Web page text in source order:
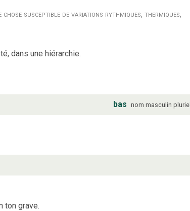
susceptible de variations rythmiques, thermiques,
dans une hiérarchie.
bas nom masculin pluriel
ton grave.